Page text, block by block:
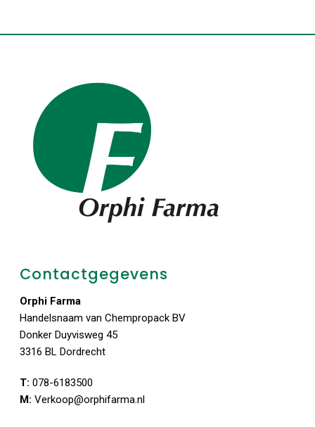
Contactgegevens
Orphi Farma
Handelsnaam van Chempropack BV
Donker Duyvisweg 45
3316 BL Dordrecht
T: 078-6183500
M: Verkoop@orphifarma.nl